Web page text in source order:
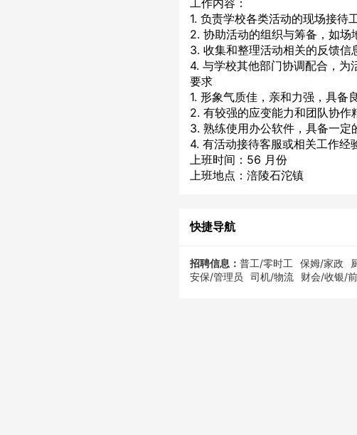
工作内容：
1. 负责学校各类活动的现场接待
2. 协助活动的组织与筹备，如场
3. 收集和整理活动相关的反馈信
4. 与学校其他部门协调配合，为
要求
1. 形象气质佳，亲和力强，具备
2. 有较强的应变能力和团队协作
3. 熟练使用办公软件，具备一定
4. 有活动接待客服或相关工作经
上班时间：56 月份
上班地点：涪陵石沱镇
快捷导航
招聘信息： 普工/零时工 保姆/家政
安保/管理员
司机/物流 财会/收银/